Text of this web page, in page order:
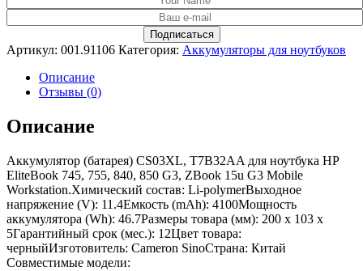
Артикул: 001.91106 Категория: Аккумуляторы для ноутбуков
Описание
Отзывы (0)
Описание
Аккумулятор (батарея) CS03XL, T7B32AA для ноутбука HP
EliteBook 745, 755, 840, 850 G3, ZBook 15u G3 Mobile
Workstation.Химический состав: Li-polymerВыходное
напряжение (V): 11.4Емкость (mAh): 4100Мощность
аккумулятора (Wh): 46.7Размеры товара (мм): 200 x 103 x
5Гарантийный срок (мес.): 12Цвет товара:
черныйИзготовитель: Cameron SinoСтрана: Китай
Совместимые модели: